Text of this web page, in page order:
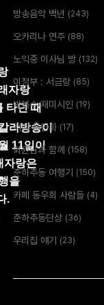
자랑
타던 때
라방송이
11일이
자랑은
을
.
방송음악 백년 (243)
오카리나 연주 (88)
노익중 이사님 방 (132)
이정부 : 서금랑 (85)
박복수 재미시인 (19)
서예 문인화 (17)
회원님과 함께 (158)
춘하추동 여행기 (150)
카페 동우회 사람들 (4)
춘하추동단상 (36)
우리집 얘기 (23)